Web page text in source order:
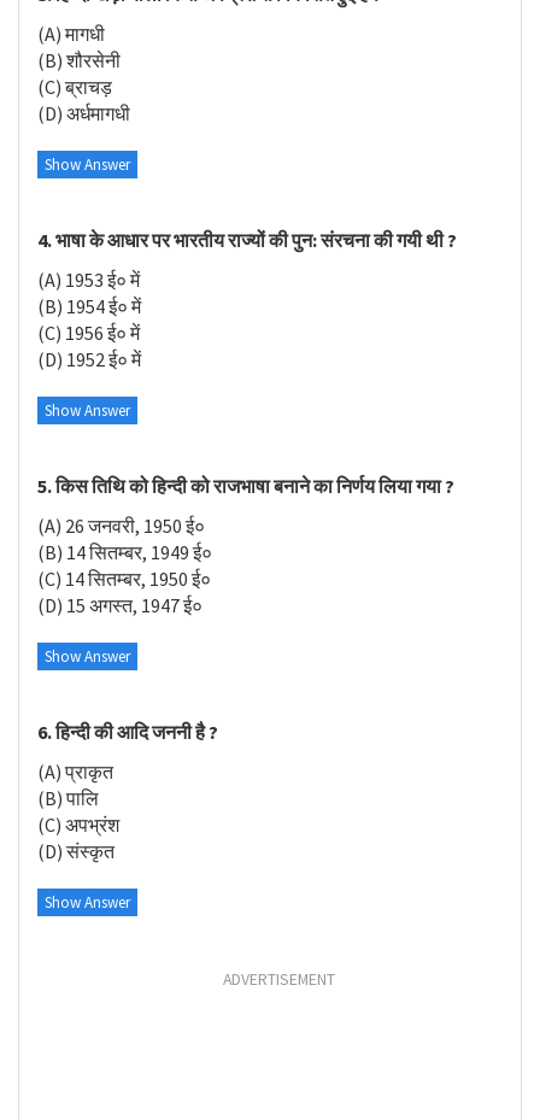
(A) मागधी
(B) शौरसेनी
(C) ब्राचड़
(D) अर्धमागधी
Show Answer
4. भाषा के आधार पर भारतीय राज्यों की पुन: संरचना की गयी थी ?
(A) 1953 ई० में
(B) 1954 ई० में
(C) 1956 ई० में
(D) 1952 ई० में
Show Answer
5. किस तिथि को हिन्दी को राजभाषा बनाने का निर्णय लिया गया ?
(A) 26 जनवरी, 1950 ई०
(B) 14 सितम्बर, 1949 ई०
(C) 14 सितम्बर, 1950 ई०
(D) 15 अगस्त, 1947 ई०
Show Answer
6. हिन्दी की आदि जननी है ?
(A) प्राकृत
(B) पालि
(C) अपभ्रंश
(D) संस्कृत
Show Answer
ADVERTISEMENT